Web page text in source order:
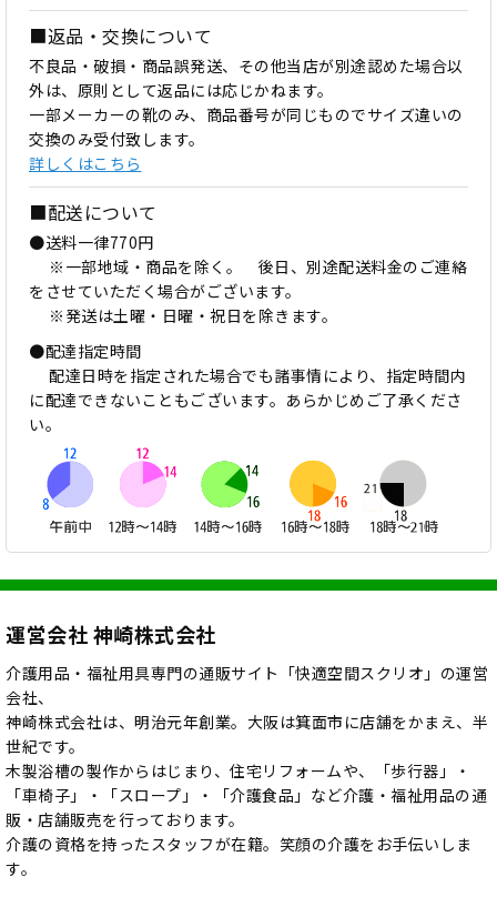
■返品・交換について
不良品・破損・商品誤発送、その他当店が別途認めた場合以
外は、原則として返品には応じかねます。
一部メーカーの靴のみ、商品番号が同じものでサイズ違いの
交換のみ受付致します。
詳しくはこちら
■配送について
●送料一律770円
※一部地域・商品を除く。 後日、別途配送料金のご連絡
をさせていただく場合がございます。
※発送は土曜・日曜・祝日を除きます。
●配達指定時間
配達日時を指定された場合でも諸事情により、指定時間内
に配達できないこともございます。あらかじめご了承くださ
い。
運営会社 神崎株式会社
介護用品・福祉用具専門の通販サイト「快適空間スクリオ」の運営
会社、
神崎株式会社は、明治元年創業。大阪は箕面市に店舗をかまえ、半
世紀です。
木製浴槽の製作からはじまり、住宅リフォームや、「歩行器」・
「車椅子」・「スロープ」・「介護食品」など介護・福祉用品の通
販・店舗販売を行っております。
介護の資格を持ったスタッフが在籍。笑顔の介護をお手伝いしま
す。